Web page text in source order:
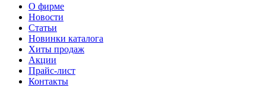
О фирме
Новости
Статьи
Новинки каталога
Хиты продаж
Акции
Прайс-лист
Контакты